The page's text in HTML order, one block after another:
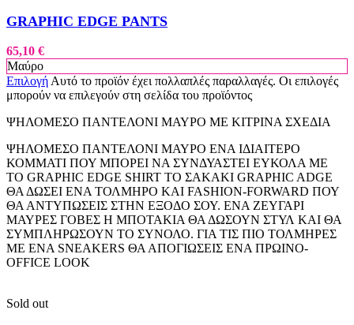
GRAPHIC EDGE PANTS
65,10 €
Μαύρο
Επιλογή Αυτό το προϊόν έχει πολλαπλές παραλλαγές. Οι επιλογές
μπορούν να επιλεγούν στη σελίδα του προϊόντος
ΨΗΛΟΜΕΣΟ ΠΑΝΤΕΛΟΝΙ ΜΑΥΡΟ ΜΕ ΚΙΤΡΙΝΑ ΣΧΕΔΙΑ
ΨΗΛΟΜΕΣΟ ΠΑΝΤΕΛΟΝΙ ΜΑΥΡΟ ΕΝΑ ΙΔΙΑΙΤΕΡΟ
ΚΟΜΜΑΤΙ ΠΟΥ ΜΠΟΡΕΙ ΝΑ ΣΥΝΔΥΑΣΤΕΙ ΕΥΚΟΛΑ ΜΕ
ΤΟ GRAPHIC EDGE SHIRT ΤΟ ΣΑΚΑΚΙ GRAPHIC ADGE
ΘΑ ΔΩΣΕΙ ΕΝΑ ΤΟΛΜΗΡΟ ΚΑΙ FASHION-FORWARD ΠΟΥ
ΘΑ ΑΝΤΥΠΩΣΕΙΣ ΣΤΗΝ ΕΞΟΔΟ ΣΟΥ. ΕΝΑ ΖΕΥΓΑΡΙ
ΜΑΥΡΕΣ ΓΟΒΕΣ Η ΜΠΟΤΑΚΙΑ ΘΑ ΔΩΣΟΥΝ ΣΤΥΛ ΚΑΙ ΘΑ
ΣΥΜΠΛΗΡΩΣΟΥΝ ΤΟ ΣΥΝΟΛΟ. ΓΙΑ ΤΙΣ ΠΙΟ ΤΟΛΜΗΡΕΣ
ΜΕ ΕΝΑ SNEAKERS ΘΑ ΑΠΟΓΙΩΣΕΙΣ ΕΝΑ ΠΡΩΙΝΟ-
OFFICE LOOK
Sold out